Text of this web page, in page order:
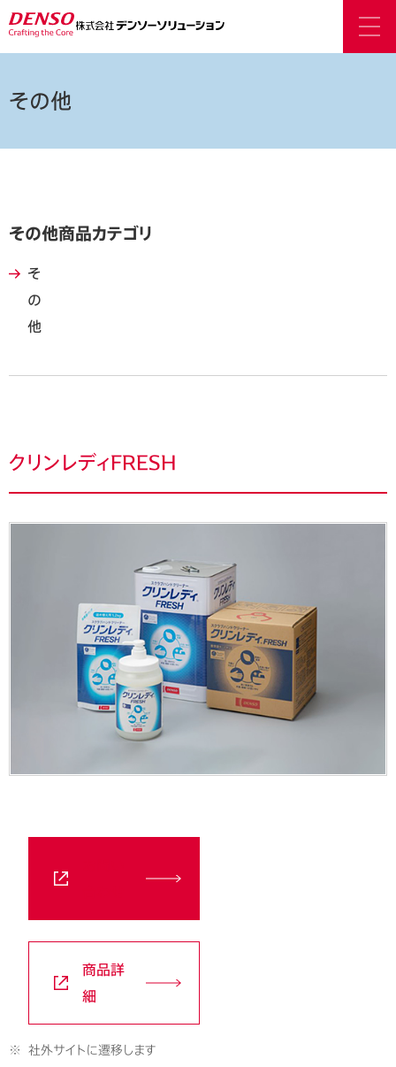
その他
その他商品カテゴリ
そ
の
他
クリンレディFRESH
商品詳
細
※ 社外サイトに遷移します